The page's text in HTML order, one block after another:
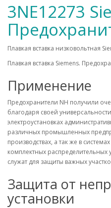
3NE12273
Плавкая вставка низковольтная
Плавкая вставка Siemens.
Применение
Предохранители NH получили
благодаря своей
электроустановках
различных промышленных
производствах, а так же в
комплектных распределительных
служат для защиты важных
Защита от
установки